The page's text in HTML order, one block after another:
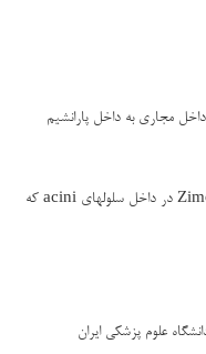
مجاری به داخل پارانشیم
در داخل سلولهایacini که
علوم پزشکی ایران